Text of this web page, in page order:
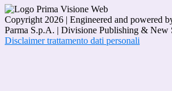
Copyright 2026 | Engineered and powered
Parma S.p.A. | Divisione Publishing & New
Disclaimer trattamento dati personali